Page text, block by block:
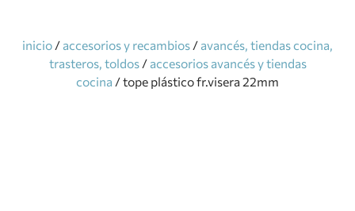
inicio / accesorios y recambios / avancés, tiendas cocina,
trasteros, toldos/ accesorios avancés y tiendas
cocina / tope plástico fr.visera 22mm